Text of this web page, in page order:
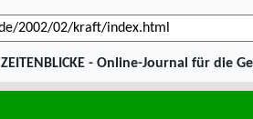
ZEITENBLICKE - Online-Journal für die